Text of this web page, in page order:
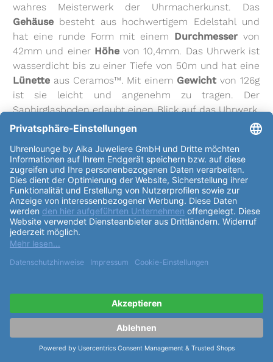
wahres Meisterwerk der Uhrmacherkunst. Das
Gehäuse besteht aus hochwertigem Edelstahl und
hat eine runde Form mit einem Durchmesser von
42mm und einer Höhe von 10,4mm. Das Uhrwerk ist
wasserdicht bis zu einer Tiefe von 50m und hat eine
Lünette aus Ceramos™. Mit einem Gewicht von 126g
ist sie leicht und angenehm zu tragen. Der
Saphirglasboden erlaubt einen Blick auf das Uhrwerk.
DasUhrglas ist ebenfalls aus Saphirglas gefertigt und
schützt das Uhrwerk vor Staub und Schmutz. Das
Uhrwerk ist ein Automatikwerk mit einer Gangreserve
von bis zu 80h. DasKaliberR734 ist ein präzises
Uhrwerk und sorgt für eine exakte Zeitmessung. Das
dunkelgraueZifferblattist mit 12 Diamanten, 0.096
Karat, besetzt und verleiht der Uhr ein edles
Aussehen. DasArmbandderRado HyperChrome
Classic Automatic 42mm "Diamonds" R33100703
eleganten Grauton gehalten. Dank der Faltschließe ist
Clip-Funktion ermöglicht ein schnelles und einfaches
Anpassen der Länge desArmbands. DieRado
HyperChrome Classic Automatic 42mm "Diamonds"
R33100703
ist ein luxuriöses und modernes Uhrwerk,